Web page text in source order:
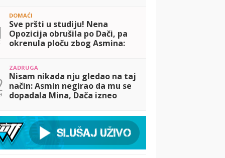
intimne slike (VIDEO)
DOMAĆI
Sve pršti u studiju! Nena
Opozicija obrušila po Dači, pa
okrenula ploču zbog Asmina:
ZADRUGA
Nisam nikada nju gledao na taj
način: Asmin negirao da mu se
dopadala Mina, Dača izneo